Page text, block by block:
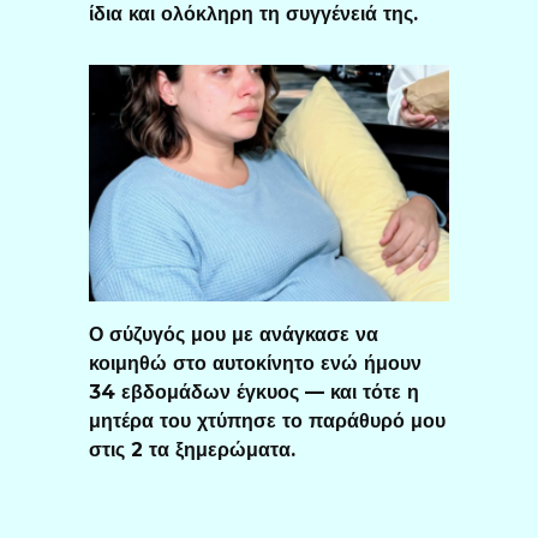
ίδια και ολόκληρη τη συγγένειά της.
Ο σύζυγός μου με ανάγκασε να
κοιμηθώ στο αυτοκίνητο ενώ ήμουν
34 εβδομάδων έγκυος — και τότε η
μητέρα του χτύπησε το παράθυρό μου
στις 2 τα ξημερώματα.